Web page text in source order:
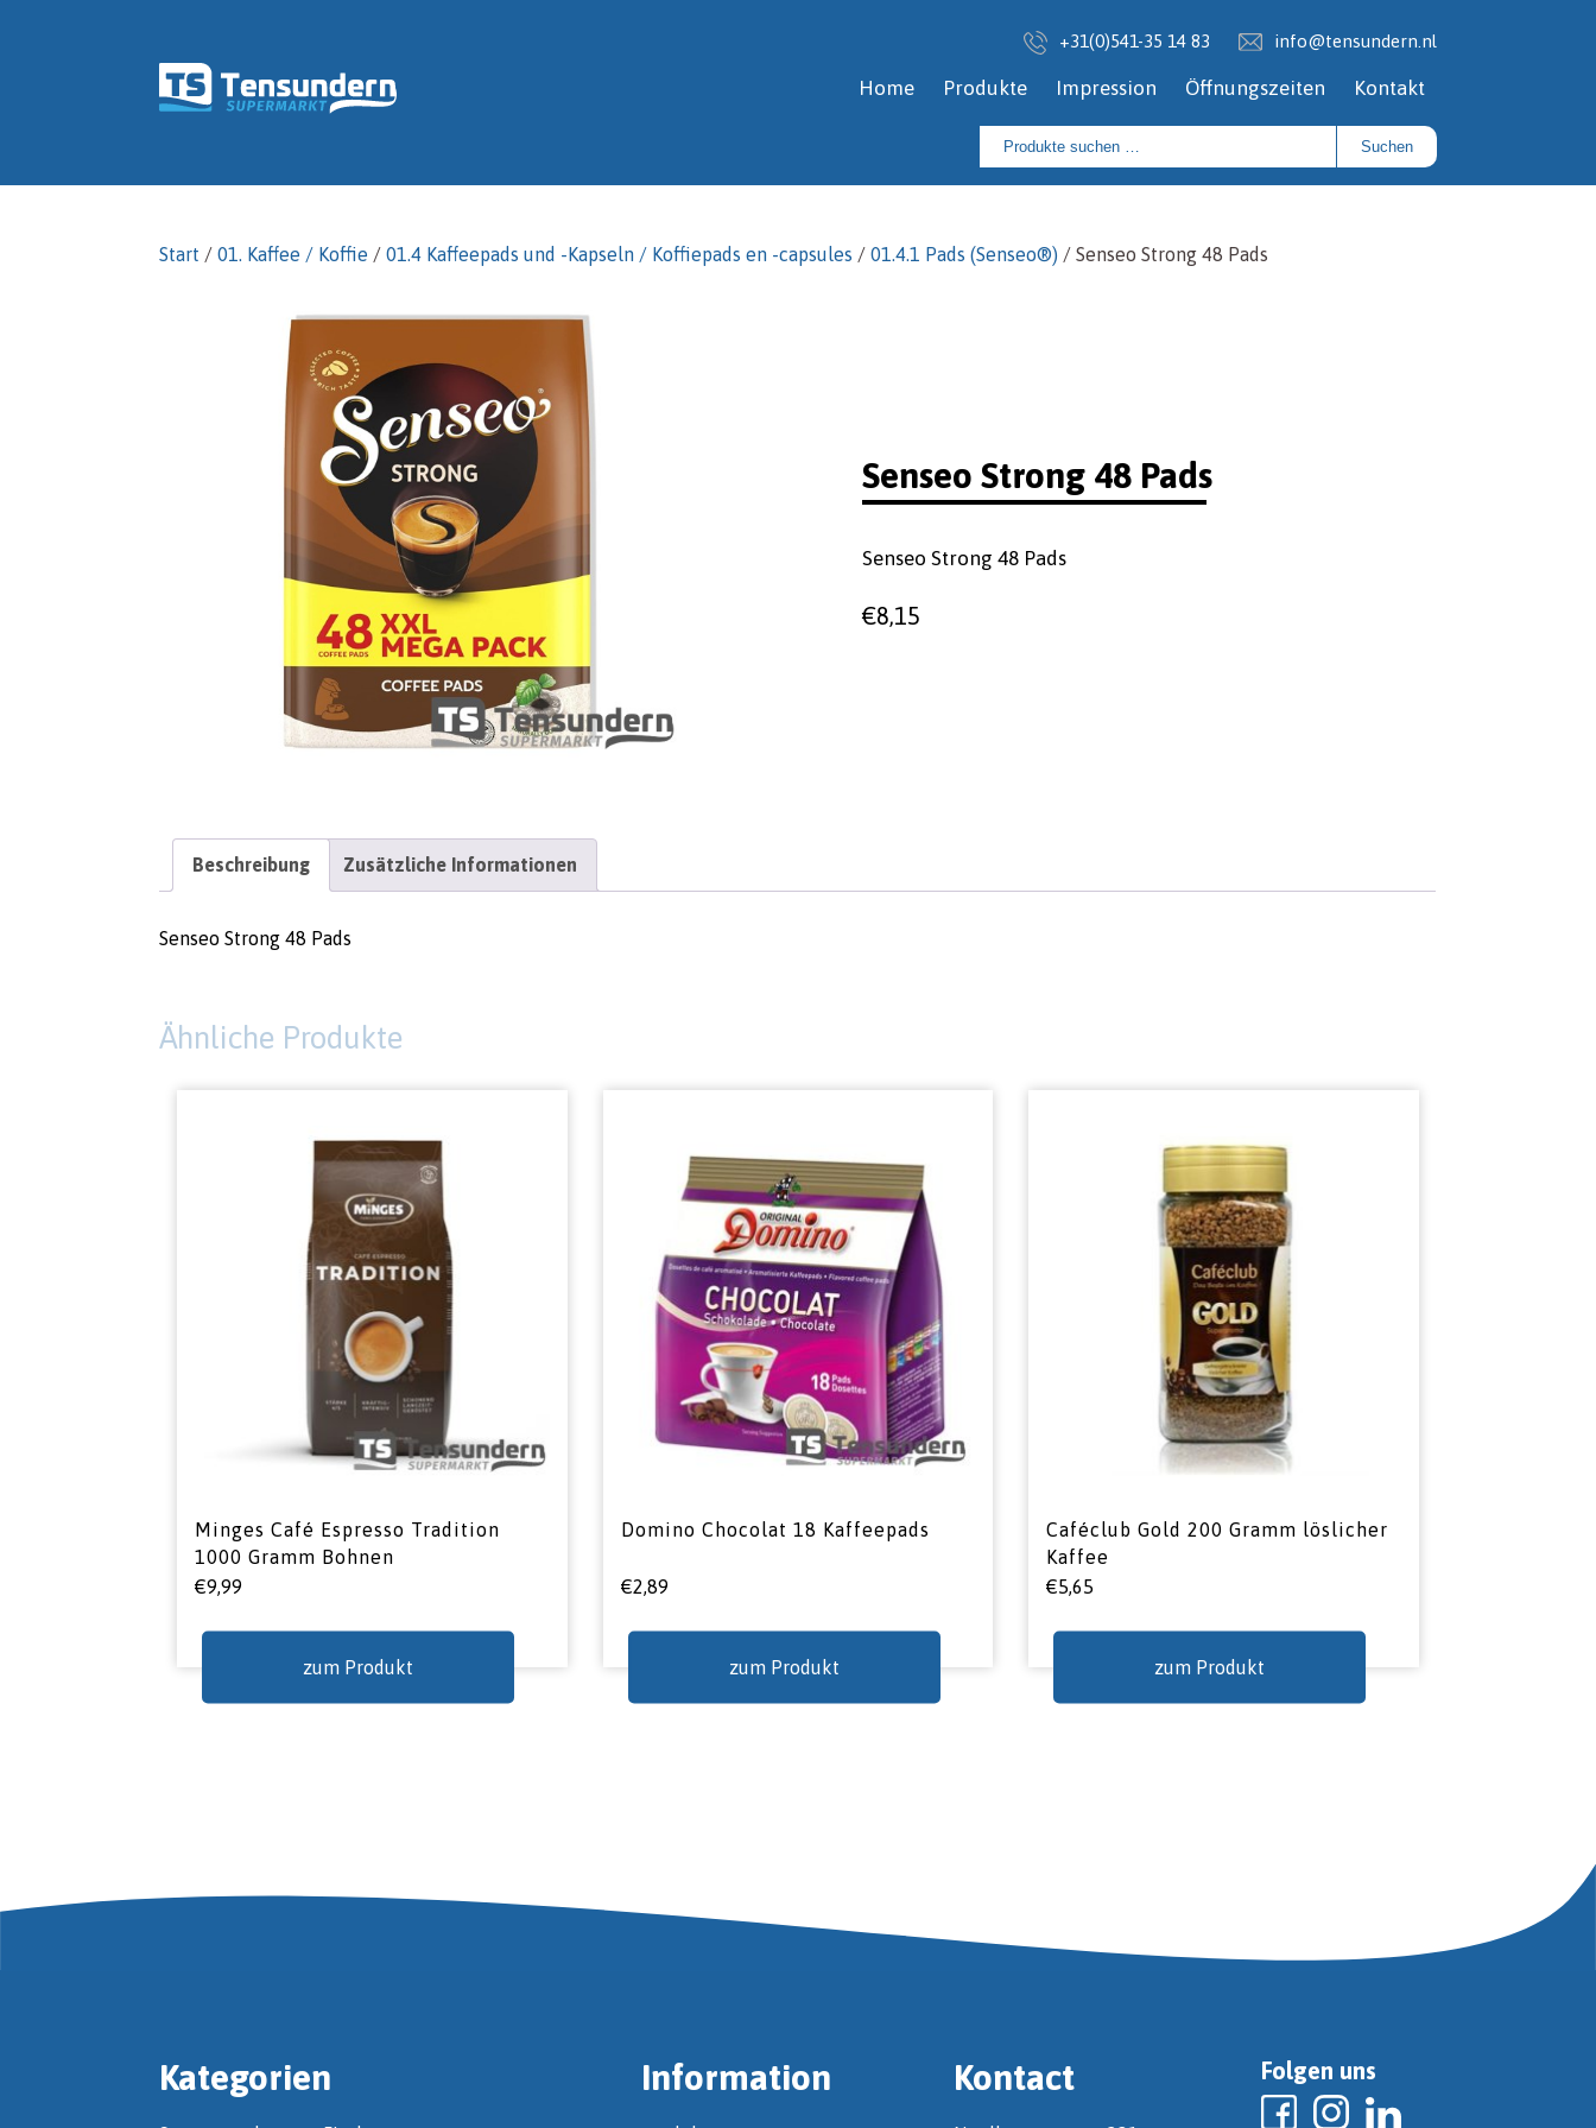
+31(0)541-35 14 83 info@tensundern.nl
Home Produkte Impression Öffnungszeiten Kontakt
Suchen
nach:
Suchen
Start /01. Kaffee / Koffie /01.4 Kaffeepads und -Kapseln / Koffiepads en -capsules /01.4.1 Pads (Senseo®) / Senseo Strong 48 Pads
Senseo Strong 48 Pads
Senseo Strong 48 Pads
€8,15
Beschreibung Zusätzliche Informationen
Senseo Strong 48 Pads
Ähnliche Produkte
Minges Café Espresso Tradition
1000 Gramm Bohnen
€9,99
zum Produkt
Domino Chocolat 18 Kaffeepads
€2,89
zum Produkt
Caféclub Gold 200 Gramm löslicher
Kaffee
€5,65
zum Produkt
Kategorien Information Kontact Folgen uns